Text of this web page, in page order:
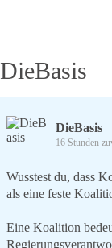
DieBasis
DieBasis
16 Stunden
Wusstest du, dass
als eine feste
Eine Koalition